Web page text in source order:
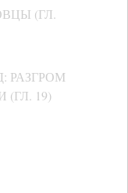
(ГЛ.
РАЗГРОМ
19)